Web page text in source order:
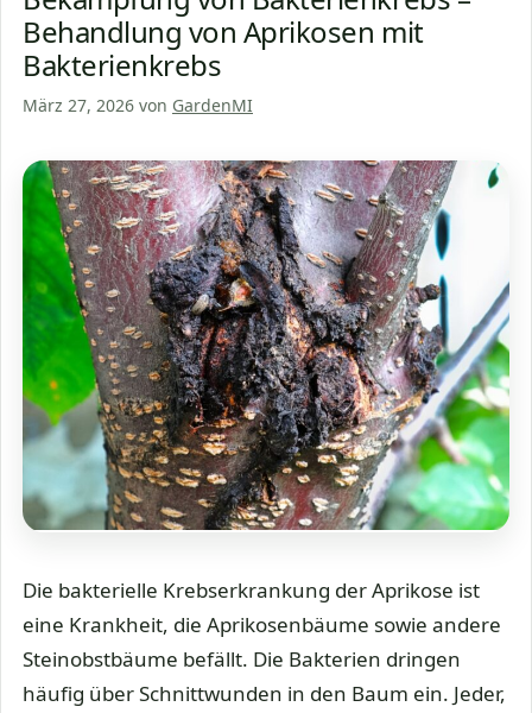
Behandlung von Aprikosen mit
Bakterienkrebs
März 27, 2026 von GardenMI
Die bakterielle Krebserkrankung der Aprikose ist
eine Krankheit, die Aprikosenbäume sowie andere
Steinobstbäume befällt. Die Bakterien dringen
häufig über Schnittwunden in den Baum ein. Jeder,